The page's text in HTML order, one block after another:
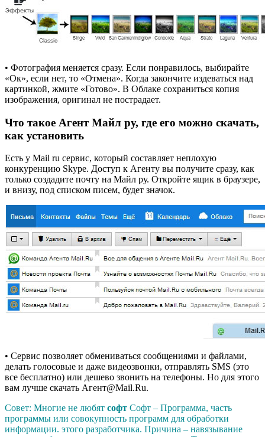
• Фотография меняется сразу. Если понравилось, выбирайте
«Ок», если нет, то «Отмена». Когда закончите издеваться над
картинкой, жмите «Готово». В Облаке сохраниться копия
изображения, оригинал не пострадает.
Что такое Агент Майл ру, где его можно скачать,
как установить
Есть у Mail ru сервис, который составляет неплохую
конкуренцию Skype. Доступ к Агенту вы получите сразу, как
только создадите почту на Майл ру. Откройте ящик в браузере,
и внизу, под списком писем, будет значок.
• Сервис позволяет обмениваться сообщениями и файлами,
делать голосовые и даже видеозвонки, отправлять SMS (это
все бесплатно) или дешево звонить на телефоны. Но для этого
вам лучше скачать Агент@Mail.Ru.
Совет: Многие не любят софт Софт – Программа, часть
программы или совокупность программ для обработки
информации. этого разработчика. Причина – навязывание